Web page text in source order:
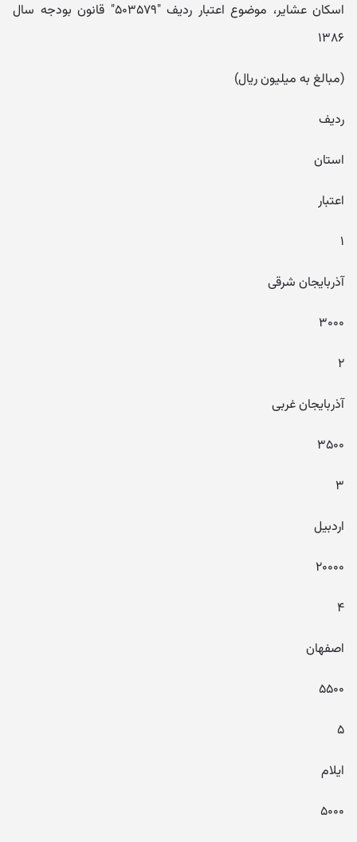
اسکان عشایر، موضوع اعتبار ردیف "۵۰۳۵۷۹" قانون بودجه سال
۱۳۸۶
(مبالغ به میلیون ریال)
ردیف
استان
اعتبار
۱
آذربایجان شرقی
۳۰۰۰
۲
آذربایجان غربی
۳۵۰۰
۳
اردبیل
۲۰۰۰۰
۴
اصفهان
۵۵۰۰
۵
ایلام
۵۰۰۰